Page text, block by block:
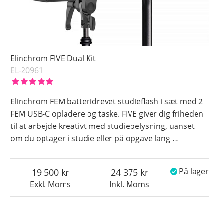
Elinchrom FIVE Dual Kit
EL-20961
Elinchrom FEM batteridrevet studieflash i sæt med 2
FEM USB-C opladere og taske. FIVE giver dig friheden
til at arbejde kreativt med studiebelysning, uanset
om du optager i studie eller på opgave lang …
Exkl. Moms
19 500
Inkl. Moms
24 375 På lager